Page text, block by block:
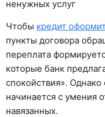
Экономика
Общество
Рассказать новость
Чтобы кредит
пункты договора
переплата
которые банк
спокойствия».
начинается с умения
навязанных.